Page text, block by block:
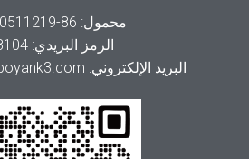
محمول: 86-13410511219
الرمز البريدي: 518104
البريد الإلكتروني: mailto:sales@boyank3.com